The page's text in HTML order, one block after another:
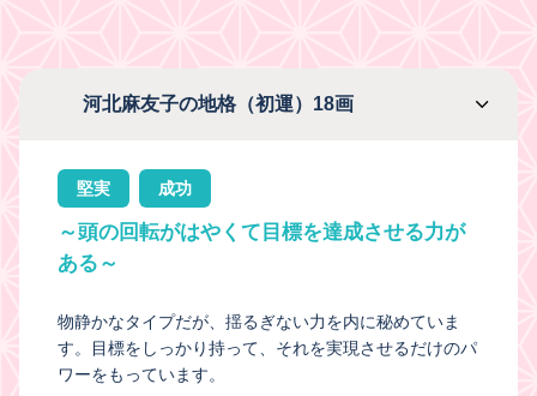
河北麻友子の地格（初運）18画
堅実 成功
～頭の回転がはやくて目標を達成させる力が
ある～
物静かなタイプだが、揺るぎない力を内に秘めていま
す。目標をしっかり持って、それを実現させるだけのパ
ワーをもっています。